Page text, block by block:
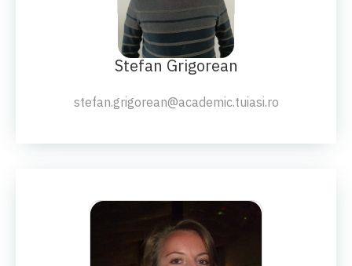
Ș.L.DR.ING.
Stefan Grigorean
stefan.grigorean@academic.tuiasi.ro